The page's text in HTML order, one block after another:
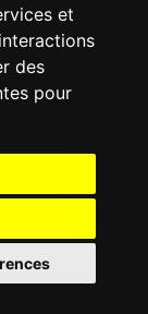
et
des
pour
moteur